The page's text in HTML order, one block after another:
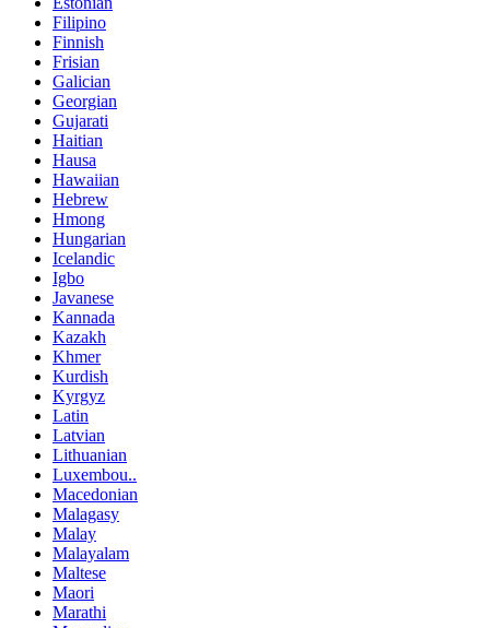
Filipino
Finnish
Frisian
Galician
Georgian
Gujarati
Haitian
Hausa
Hawaiian
Hebrew
Hmong
Hungarian
Icelandic
Igbo
Javanese
Kannada
Kazakh
Khmer
Kurdish
Kyrgyz
Latin
Latvian
Lithuanian
Luxembou..
Macedonian
Malagasy
Malay
Malayalam
Maltese
Maori
Marathi